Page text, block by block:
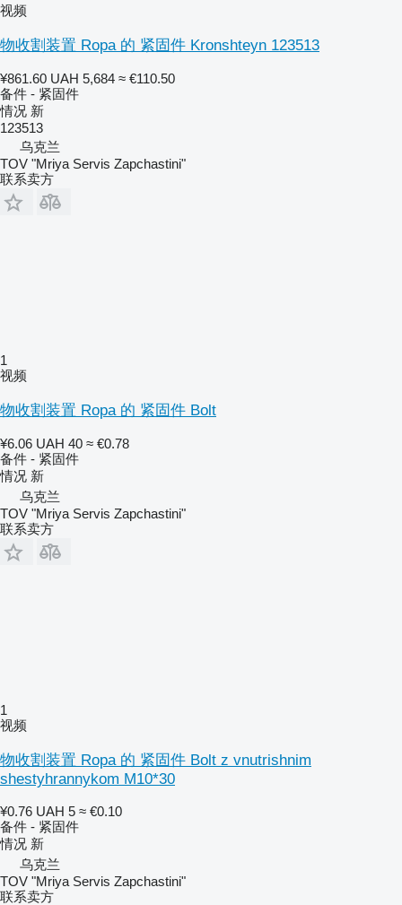
视频
物收割装置 Ropa 的 紧固件 Kronshteyn 123513
¥861.60 UAH 5,684 ≈ €110.50
备件 - 紧固件
情况 新
123513
乌克兰
TOV "Mriya Servis Zapchastini"
联系卖方
1
视频
物收割装置 Ropa 的 紧固件 Bolt
¥6.06 UAH 40 ≈ €0.78
备件 - 紧固件
情况 新
乌克兰
TOV "Mriya Servis Zapchastini"
联系卖方
1
视频
物收割装置 Ropa 的 紧固件 Bolt z vnutrishnim
shestyhrannykom M10*30
¥0.76 UAH 5 ≈ €0.10
备件 - 紧固件
情况 新
乌克兰
TOV "Mriya Servis Zapchastini"
联系卖方